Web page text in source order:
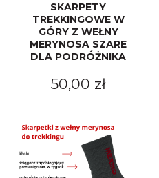
SKARPETY
TREKKINGOWE W
GÓRY Z WEŁNY
MERYNOSA SZARE
DLA PODRÓŻNIKA
50,00 zł
Bawełna
Bawełna egipska maco
Bawełna merceryzowana